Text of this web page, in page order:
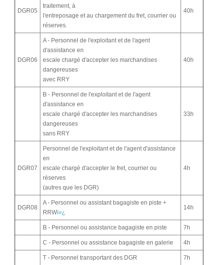
DGR05
traitement, à
l'entreposage et au chargement du fret, courrier ou
réserves.
40h
DGR06
A - Personnel de l'exploitant et de l'agent
d'assistance en
escale chargé d'accepter les marchandises
dangereuses
avec RRY
40h
B - Personnel de l'exploitant et de l'agent
d'assistance en
escale chargé d'accepter les marchandises
dangereuses
sans RRY
33h
DGR07
Personnel de l'exploitant et de l'agent d'assistance
en
escale chargé d'accepter le fret, courrier ou
réserves
(autres que les DGR)
4h
DGR08
A - Personnel ou assistant bagagiste en piste +
RRWï»¿
14h
B - Personnel ou assistance bagagiste en piste 7h
C - Personnel ou assistance bagagiste en galerie 4h
T - Personnel transportant des DGR 7h